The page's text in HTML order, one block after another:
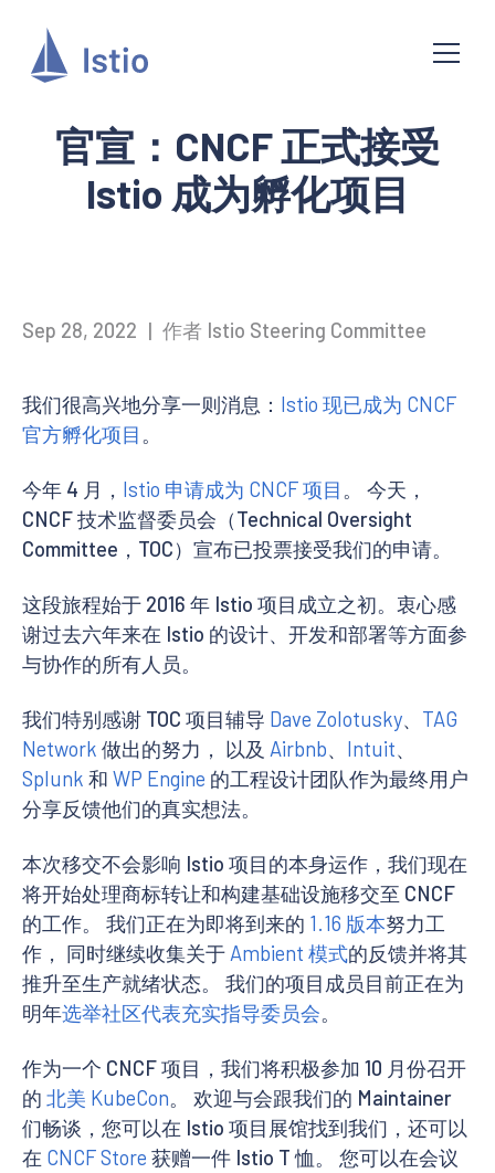
官宣：CNCF 正式接受
Istio 成为孵化项目
Sep 28, 2022 | 作者 Istio Steering Committee
我们很高兴地分享一则消息： Istio 现已成为 CNCF
官方孵化项目 。
今年 4 月， Istio 申请成为 CNCF 项目 。 今天，
CNCF 技术监督委员会（Technical Oversight
Committee，TOC）宣布已投票接受我们的申请。
这段旅程始于 2016 年 Istio 项目成立之初。衷心感
谢过去六年来在 Istio 的设计、开发和部署等方面参
与协作的所有人员。
我们特别感谢 TOC 项目辅导 Dave Zolotusky、 TAG
Network 做出的努力， 以及 Airbnb、 Intuit、
Splunk 和 WP Engine 的工程设计团队作为最终用户
分享反馈他们的真实想法。
本次移交不会影响 Istio 项目的本身运作，我们现在
将开始处理商标转让和构建基础设施移交至 CNCF
的工作。 我们正在为即将到来的 1.16 版本努力工
作， 同时继续收集关于 Ambient 模式的反馈并将其
推升至生产就绪状态。 我们的项目成员目前正在为
明年选举社区代表充实指导委员会。
作为一个 CNCF 项目，我们将积极参加 10 月份召开
的 北美 KubeCon。 欢迎与会跟我们的 Maintainer
们畅谈，您可以在 Istio 项目展馆找到我们，还可以
在 CNCF Store 获赠一件 Istio T 恤。 您可以在会议